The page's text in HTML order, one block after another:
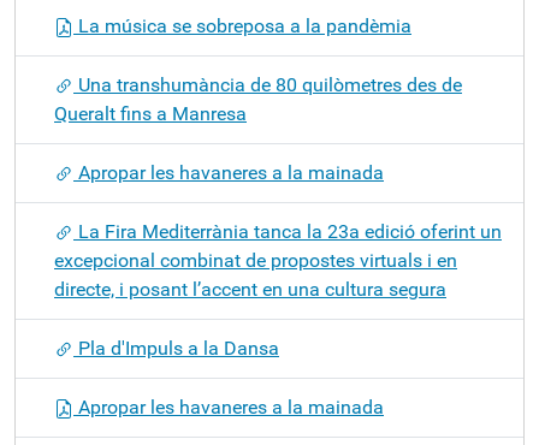
La música se sobreposa a la pandèmia
Una transhumància de 80 quilòmetres des de
Queralt fins a Manresa
Apropar les havaneres a la mainada
La Fira Mediterrània tanca la 23a edició oferint un
excepcional combinat de propostes virtuals i en
directe, i posant l’accent en una cultura segura
Pla d'Impuls a la Dansa
Apropar les havaneres a la mainada